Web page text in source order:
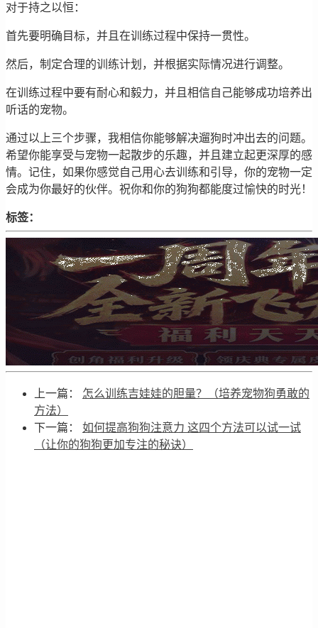
对于持之以恒：
首先要明确目标，并且在训练过程中保持一贯性。
然后，制定合理的训练计划，并根据实际情况进行调整。
在训练过程中要有耐心和毅力，并且相信自己能够成功培养出
听话的宠物。
通过以上三个步骤，我相信你能够解决遛狗时冲出去的问题。
希望你能享受与宠物一起散步的乐趣，并且建立起更深厚的感
情。记住，如果你感觉自己用心去训练和引导，你的宠物一定
会成为你最好的伙伴。祝你和你的狗狗都能度过愉快的时光！
标签：
上一篇： 怎么训练吉娃娃的胆量？（培养宠物狗勇敢的
方法）
下一篇： 如何提高狗狗注意力 这四个方法可以试一试
（让你的狗狗更加专注的秘诀）